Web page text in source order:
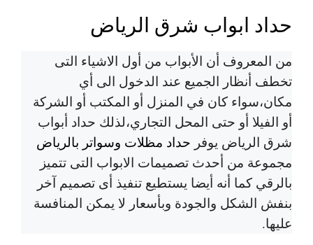
حداد ابواب شرق الرياض
من المعروف أن الأبواب من أول الاشياء التى
تخطف أنظار الجميع عند الدخول الى أي
مكان،سواء كان في المنزل أو المكتب أو الشركة
أو الفيلا أو حتى المحل التجاري،لذلك حداد أبواب
شرق الرياض يوفر حداد مظلات وسواتر بالرياض
مجموعة من أحدث تصميمات الابواب التى تتميز
بالرقي كما أنه أيضا يستطيع تنفيذ أى تصميم آخر
بنفش الشكل والجودة وبأسعار لا يمكن المنافسة
عليها.